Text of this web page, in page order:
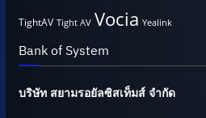
TightAV Tight AV Vocia Yealink
Bank of System
บริษัท สยามรอยัลซิสเท็มส์ จำกัด